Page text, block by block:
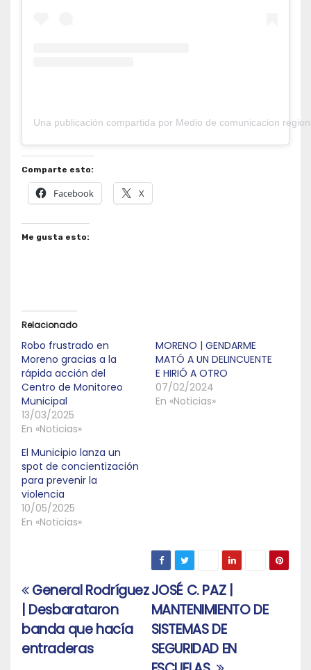
Una publicación compartida por Medio de comunicacion
Comparte esto:
Facebook X
Me gusta esto:
Relacionado
Robo frustrado en
Moreno gracias a la
rápida acción del
Centro de Monitoreo
Municipal
13/03/2025
En «Noticias»
MORENO | GENDARME
MATÓ A UN DELINCUENTE
E HIRIÓ A OTRO
07/02/2024
En «Noticias»
El Municipio lanza un
spot de concientización
para prevenir la
violencia
10/05/2025
En «Noticias»
Navegación
de
entradas
JOSÉ C. PAZ |
MANTENIMIENTO DE
SISTEMAS DE
SEGURIDAD EN
General Rodríguez
| Desbarataron
banda que hacía
entraderas